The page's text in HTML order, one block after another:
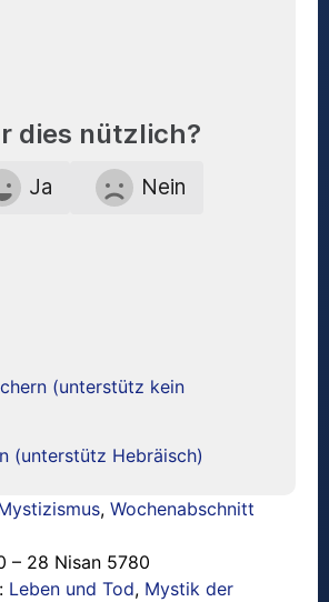
dies nützlich?
Ja Nein
(unterstütz kein
(unterstütz Hebräisch)
, Wochenabschnitt
– 28 Nisan 5780
Leben und Tod, Mystik der